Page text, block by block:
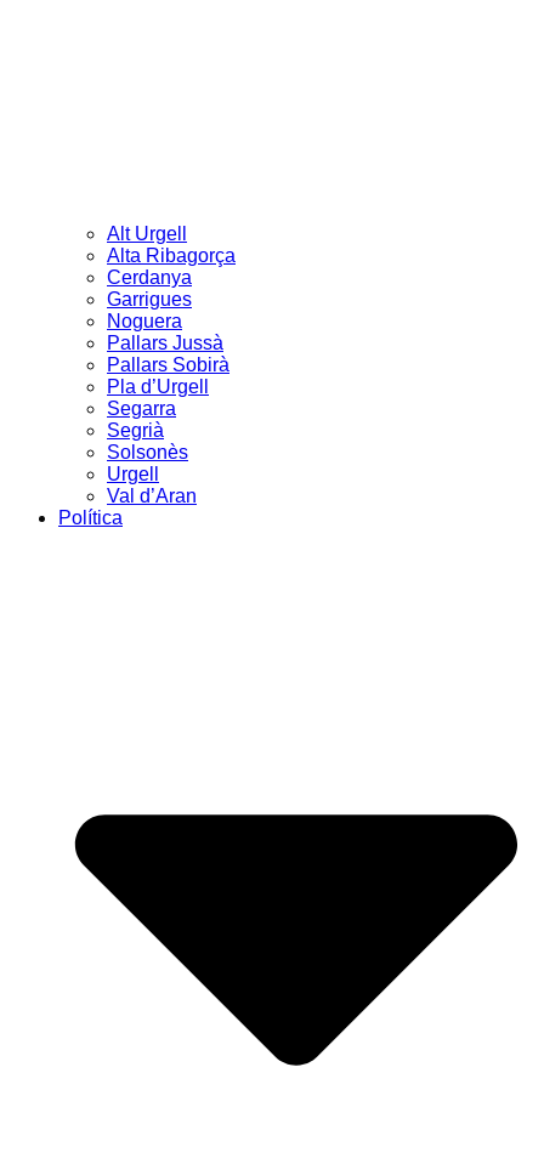
Alt Urgell
Alta Ribagorça
Cerdanya
Garrigues
Noguera
Pallars Jussà
Pallars Sobirà
Pla d’Urgell
Segarra
Segrià
Solsonès
Urgell
Val d’Aran
Política